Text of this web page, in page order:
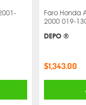
Faro Honda
2000 019-
DEPO ®
$1,343.00